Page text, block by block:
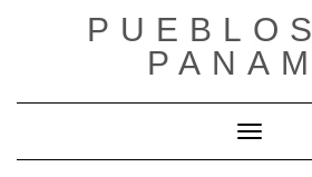
Cambiar